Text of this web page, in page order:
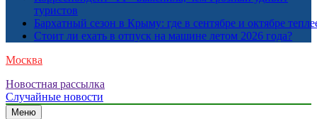
туристов
Бархатный сезон в Крыму: где в сентябре и октябре
Стоит ли ехать в отпуск на машине летом 2026 года?
Москва
Новостная рассылка
Случайные новости
Меню